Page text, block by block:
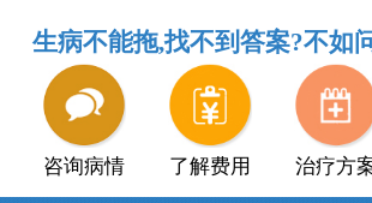
生病不能拖,找不到答案?不如
咨询病情 了解费用 治疗方